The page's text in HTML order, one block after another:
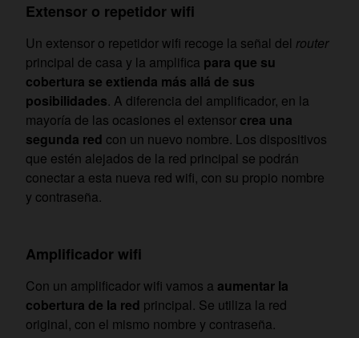
Extensor o repetidor wifi
Un extensor o repetidor wifi recoge la señal del router
principal de casa y la amplifica para que su
cobertura se extienda más allá de sus
posibilidades. A diferencia del amplificador, en la
mayoría de las ocasiones el extensor crea una
segunda red con un nuevo nombre. Los dispositivos
que estén alejados de la red principal se podrán
conectar a esta nueva red wifi, con su propio nombre
y contraseña.
Amplificador wifi
Con un amplificador wifi vamos a aumentar la
cobertura de la red principal. Se utiliza la red
original, con el mismo nombre y contraseña.